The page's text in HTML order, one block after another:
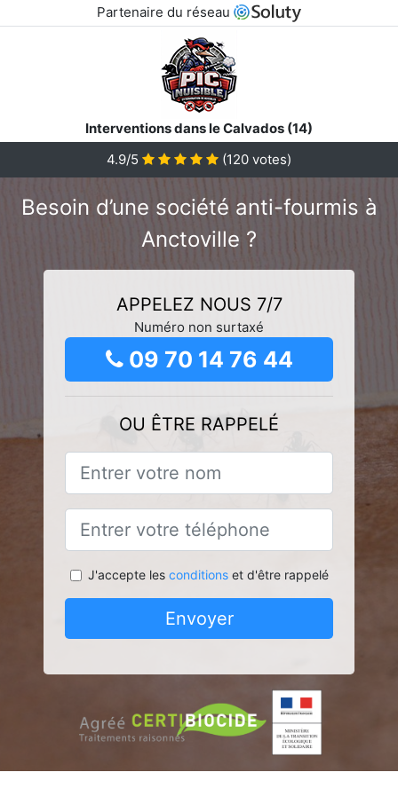
Partenaire du réseau
Interventions dans le Calvados (14)
4.9/5
(120 votes)
Besoin d’une société anti-fourmis à
Anctoville ?
APPELEZ NOUS 7/7
Numéro non surtaxé
09 70 14 76 44
OU ÊTRE RAPPELÉ
J'accepte les conditionset d'être rappelé
Envoyer